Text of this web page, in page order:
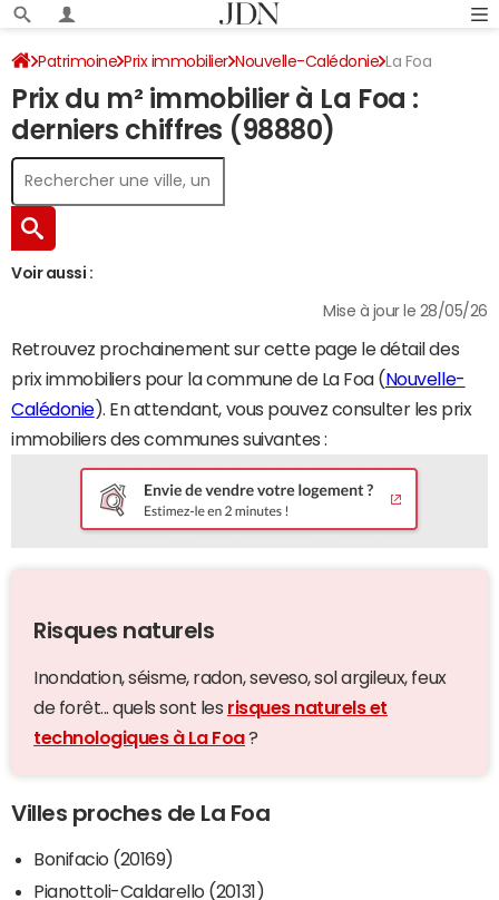
Patrimoine Prix immobilier Nouvelle-Calédonie La Foa
Prix du m² immobilier à La Foa :
derniers chiffres (98880)
Voir aussi :
Mise à jour le 28/05/26
Retrouvez prochainement sur cette page le détail des
prix immobiliers pour la commune de La Foa (Nouvelle-
Calédonie). En attendant, vous pouvez consulter les prix
immobiliers des communes suivantes :
Risques naturels
Inondation, séisme, radon, seveso, sol argileux, feux
de forêt... quels sont les risques naturels et
technologiques à La Foa?
Villes proches de La Foa
Bonifacio (20169)
Pianottoli-Caldarello (20131)